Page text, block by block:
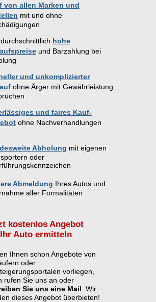
von allen Marken und
mit und ohne
hohe
und Barzahlung bei
und unkomplizierter
ohne Ärger mit Gewährleistung
und faires Kauf-
ohne Nachverhandlungen
Abholung mit eigenen
oder
Abmeldung Ihres Autos und
aller Formalitäten
kostenlos Angebot
Auto ermitteln
Ihnen schon Angebote von
oder
vorliegen,
rufen Sie uns an oder
Sie uns eine Mail . Wir
dieses Angebot überbieten!